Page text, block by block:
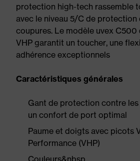
protection high-tech rassemble
avec le niveau 5/C de protection
coupures. Le modèle uvex
VHP garantit un toucher, une
adhérence exceptionnels
Caractéristiques générales
Gant de protection contre
un confort de port optimal
Paume et doigts avec picots
Performance (VHP)
Couleurs&nbsp